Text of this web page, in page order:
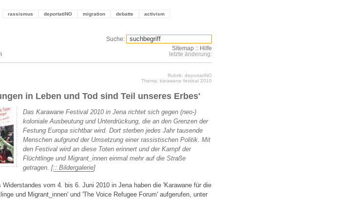
rassismus deportatiNO migration debatte activism
Suche:
Sitemap :: Hilfe
letzte änderung:
Rubrik: deportatiNO
Thema: karawane festival 2010
in Leben und Tod sind Teil unseres Erbes'
Das Karawane Festival 2010 in Jena richtet sich gegen (neo-)
koloniale Ausbeutung und Unterdrückung, die an den Grenzen der
Festung Europa sichtbar wird. Dort sterben jedes Jahr tausende
Menschen aufgrund der Umsetzung einer rassistischen Politik. Mit
den Festival wird an diese Toten erinnert und der Kampf der
Flüchtlinge und Migrant_innen einmal mehr auf die Straße
getragen. [:: Bildergalerie]
Widerstandes vom 4. bis 6. Juni 2010 in Jena haben die 'Karawane für die
und Migrant_innen' und 'The Voice Refugee Forum' aufgerufen, unter